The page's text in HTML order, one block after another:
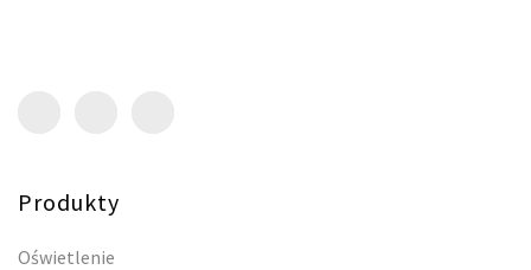
Produkty
Oświetlenie